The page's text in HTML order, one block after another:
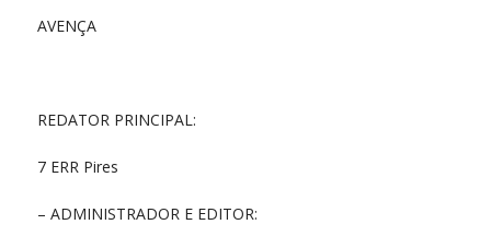
AVENÇA
REDATOR PRINCIPAL:
7 ERR Pires
– ADMINISTRADOR E EDITOR: